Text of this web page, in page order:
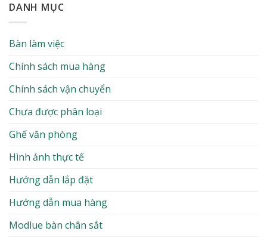
DANH MỤC
Bàn làm việc
Chính sách mua hàng
Chính sách vận chuyển
Chưa được phân loại
Ghế văn phòng
Hình ảnh thực tế
Hướng dẫn lắp đặt
Hướng dẫn mua hàng
Modlue bàn chân sắt